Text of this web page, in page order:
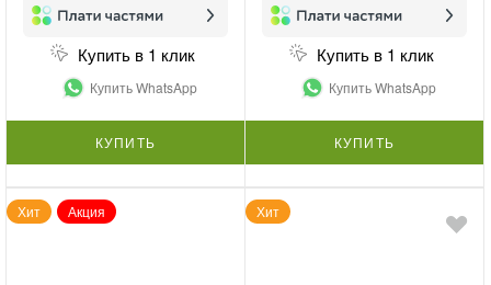
Купить в 1 клик
Купить WhatsApp
КУПИТЬ
Купить в 1 клик
Купить WhatsApp
КУПИТЬ
Хит Акция Хит